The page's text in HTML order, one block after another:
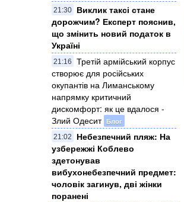
21:30
Виклик таксі стане
дорожчим? Експерт пояснив,
що змінить новий податок в
Україні
21:16
Третій армійський корпус
створює для російських
окупантів на Лиманському
напрямку критичний
дискомфорт: як це вдалося -
Злий Одесит Блог
21:02
Небезпечний пляж: На
узбережжі Коблево
здетонував
вибухонебезпечний предмет:
чоловік загинув, дві жінки
поранені